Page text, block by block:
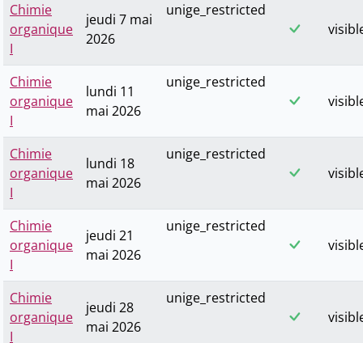
Chimie
organique
I
jeudi 7 mai
2026
unige_restricted
Chimie
organique
I
lundi 11
mai 2026
unige_restricted
Chimie
organique
I
lundi 18
mai 2026
unige_restricted
Chimie
organique
I
jeudi 21
mai 2026
unige_restricted
Chimie
organique
I
jeudi 28
mai 2026
unige_restricted